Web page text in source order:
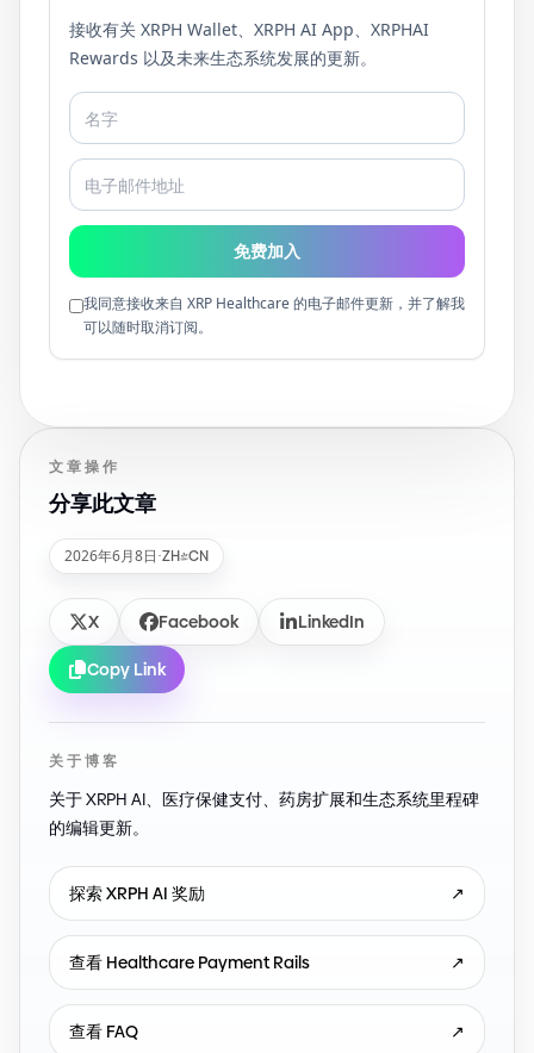
接收有关 XRPH Wallet、XRPH AI App、XRPHAI
Rewards 以及未来生态系统发展的更新。
免费加入
我同意接收来自 XRP Healthcare 的电子邮件更新，并了解我
可以随时取消订阅。
文章操作
分享此文章
2026年6月8日·ZH-CN
X Facebook
LinkedIn
Copy Link
关于博客
关于 XRPH AI、医疗保健支付、药房扩展和生态系统里程碑
的编辑更新。
探索 XRPH AI 奖励 ↗
查看 Healthcare Payment Rails ↗
查看 FAQ ↗